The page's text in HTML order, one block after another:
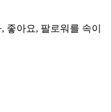
좋아요, 팔로워를 속이